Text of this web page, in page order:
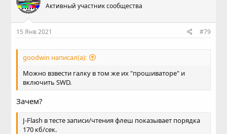
Активный участник сообщества
15 Янв 2021 #79
goodwin написал(а):
Можно взвести галку в том же их "прошиваторе" и
включить SWD.
Зачем?
J-Flash в тесте записи/чтения флеш показывает порядка
170 кб/сек.